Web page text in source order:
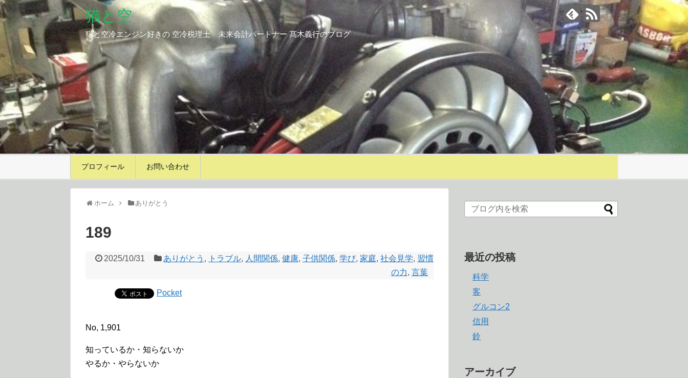
猫と空
猫と空冷エンジン好きの 空冷税理士 未来会計パートナー 髙木義行のブログ
プロフィール お問い合わせ
ホーム ありがとう
189
2025/10/31 ありがとう , トラブル, 人間関係, 健康, 子供関係, 学び, 家庭, 社会見学, 習慣
の力, 言葉
Pocket
No, 1,901
知っているか・知らないか
やるか・やらないか
最近の投稿
科学
客
グルコン2
信用
鈴
アーカイブ